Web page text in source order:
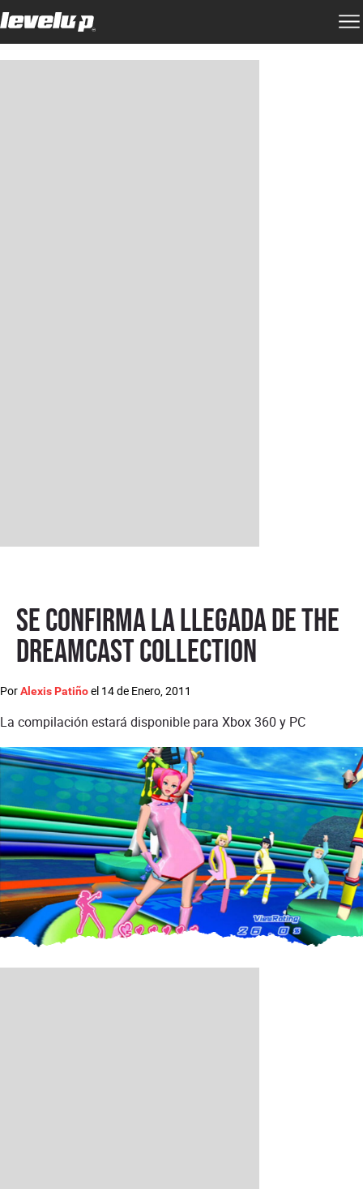
Se confirma la llegada de The
Dreamcast Collection
PorAlexis Patiñoel 14 de Enero, 2011
La compilación estará disponible para Xbox 360 y PC